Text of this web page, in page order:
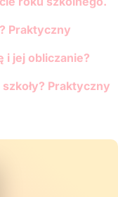
Praktyczny
i jej obliczanie?
Praktyczny